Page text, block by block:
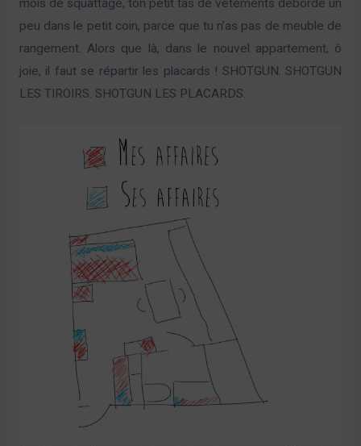
mois de squattage, ton petit tas de vêtements déborde un
peu dans le petit coin, parce que tu n’as pas de meuble de
rangement. Alors que là, dans le nouvel appartement, ô
joie, il faut se répartir les placards ! SHOTGUN. SHOTGUN
LES TIROIRS. SHOTGUN LES PLACARDS.